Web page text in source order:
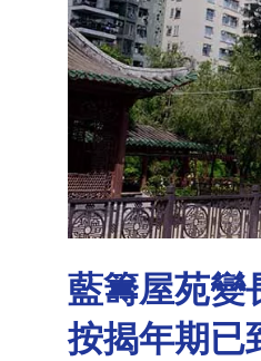
藍籌屋苑變
按揭年期已